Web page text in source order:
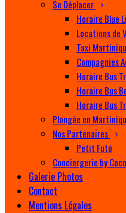
Se Déplacer
Horaire Blue
Locations de
Taxi
Compagnies
Horaire Bus
Horaire Bus
Horaire Bus
Plongée en
Nos Partenaires
Petit Futé
Conciergerie by
Galerie Photos
Contact
Mentions Légales